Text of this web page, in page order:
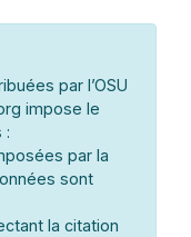
par l’OSU
impose le
:
par la
sont
la citation